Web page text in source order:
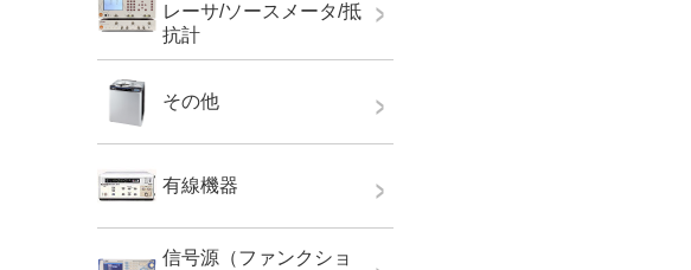
レーサ/ソースメータ/抵
抗計
その他
有線機器
信号源（ファンクショ